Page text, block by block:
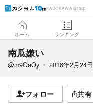
KADOKAWA Group
ホーム ランキング
南瓜嫌い
@m9OaOy 2016年2月24日
フォロー 共有